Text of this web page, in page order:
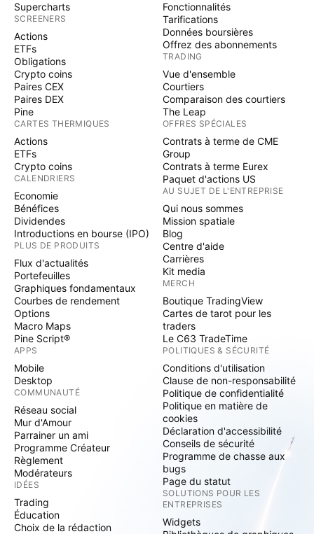
Supercharts
SCREENERS
Actions
ETFs
Obligations
Crypto coins
Paires CEX
Paires DEX
Pine
CARTES THERMIQUES
Actions
ETFs
Crypto coins
CALENDRIERS
Economie
Bénéfices
Dividendes
Introductions en bourse (IPO)
PLUS DE PRODUITS
Flux d'actualités
Portefeuilles
Graphiques fondamentaux
Courbes de rendement
Options
Macro Maps
Pine Script®
APPS
Mobile
Desktop
COMMUNAUTÉ
Réseau social
Mur d'Amour
Parrainer un ami
Programme Créateur
Règlement
Modérateurs
IDÉES
Trading
Éducation
Choix de la rédaction
Fonctionnalités
Tarifications
Données boursières
Offrez des abonnements
TRADING
Vue d'ensemble
Courtiers
Comparaison des courtiers
The Leap
OFFRES SPÉCIALES
Contrats à terme de CME
Group
Contrats à terme Eurex
Paquet d'actions US
AU SUJET DE L'ENTREPRISE
Qui nous sommes
Mission spatiale
Blog
Centre d'aide
Carrières
Kit media
MERCH
Boutique TradingView
Cartes de tarot pour les
traders
Le C63 TradeTime
POLITIQUES & SÉCURITÉ
Conditions d'utilisation
Clause de non-responsabilité
Politique de confidentialité
Politique en matière de
cookies
Déclaration d'accessibilité
Conseils de sécurité
Programme de chasse aux
bugs
Page du statut
SOLUTIONS POUR LES
ENTREPRISES
Widgets